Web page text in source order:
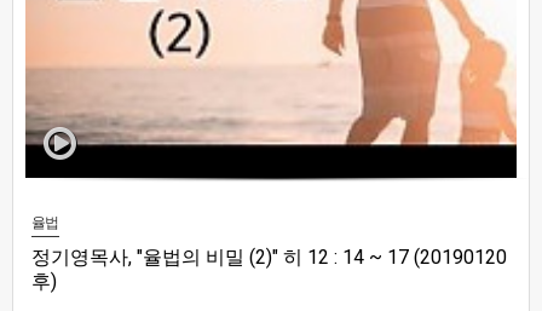
율법
정기영목사, "율법의 비밀 (2)" 히 12 : 14 ~ 17 (20190120
후)